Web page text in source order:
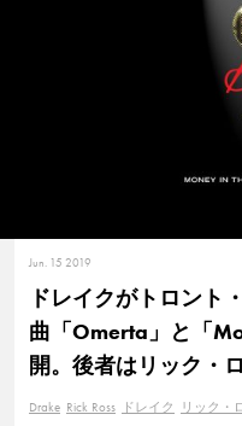
Jun. 15 2019
ドレイクがトロント
曲「Omerta」と「
開。後者はリック・
Drake Rick Ross ドレイク リック・